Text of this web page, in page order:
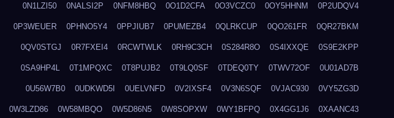
0N1LZI50 0NALSI2P 0NFM8HBQ 0O1D2CFA 0O3VCZC0 0OY5HHNM 0P2UDQV4
0P3WEUER 0PHNO5Y4 0PPJIUB7 0PUMEZB4 0QLRKCUP 0QO261FR 0QR27BKM
0QV0STGJ 0R7FXEI4 0RCWTWLK 0RH9C3CH 0S284R8O 0S4IXXQE 0S9E2KPP
0SA9HP4L 0T1MPQXC 0T8PUJB2 0T9LQ0SF 0TDEQ0TY 0TWV72OF 0U01AD7B
0U56W7B0 0UDKWD5I 0UELVNFD 0V2IXSF4 0V3N6SQF 0VJAC930 0VY5ZG3D
0W3LZD86 0W58MBQO 0W5D86N5 0W8SOPXW 0WY1BFPQ 0X4GG1J6 0XAANC43